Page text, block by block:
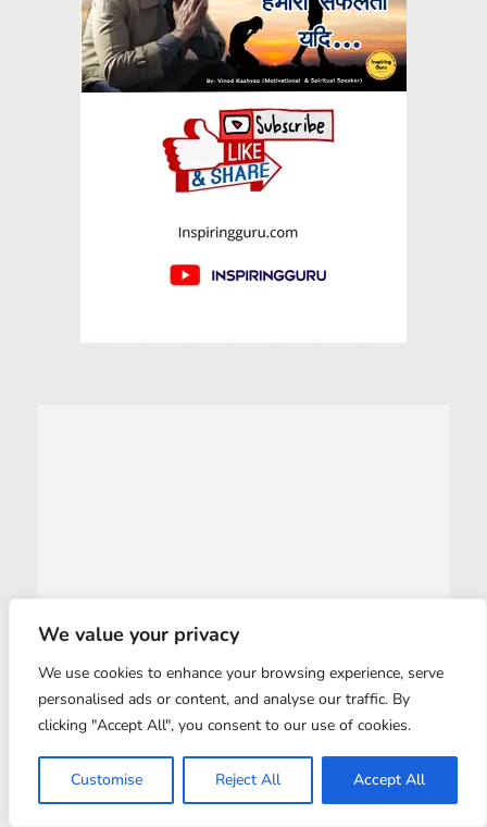
We value your privacy
We use cookies to enhance your browsing experience, serve
personalised ads or content, and analyse our traffic. By
clicking "Accept All", you consent to our use of cookies.
Customise Reject All Accept All